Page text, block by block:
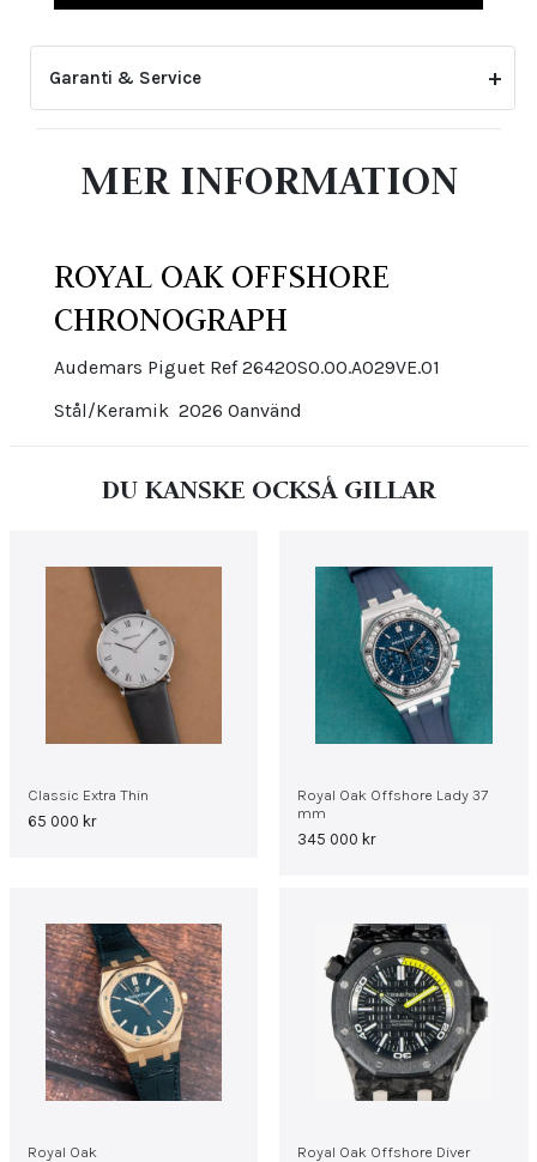
Garanti & Service
som uppstått genom felaktig skötsel eller ovarsam
hantering. Den upphör även att gälla om klockan har
MER INFORMATION
ROYAL OAK OFFSHORE
CHRONOGRAPH
Audemars Piguet Ref 26420SO.OO.A029VE.01
Stål/Keramik 2026 Oanvänd
DU KANSKE OCKSÅ GILLAR
Classic Extra Thin
65 000 kr
Royal Oak Offshore Lady 37
mm
345 000 kr
Royal Oak
Royal Oak Offshore Diver